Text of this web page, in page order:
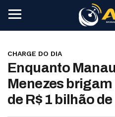
CHARGE DO DIA
Enquanto
Menezes
de R$ 1 bilhão